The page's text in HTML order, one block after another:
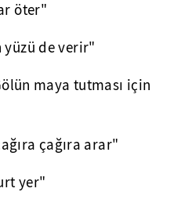
öter"
yüzü de verir"
maya tutması için
çağıra arar"
yer"